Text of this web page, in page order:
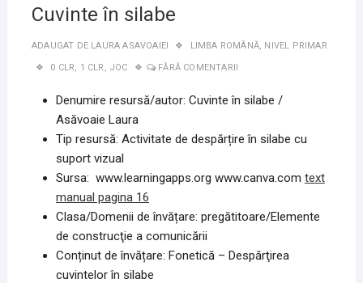
Cuvinte în silabe
ADAUGAT DE LAURA ASAVOAIEI LIMBA ROMÂNĂ, NIVEL PRIMAR
0 CLR 1 CLR JOC FĂRĂ COMENTARII
Denumire resursă/autor: Cuvinte în silabe /
Asăvoaie Laura
Tip resursă: Activitate de despărțire în silabe cu
suport vizual
Sursa: www.learningapps.org www.canva.com text
manual pagina 16
Clasa/Domenii de învățare: pregătitoare/Elemente
de construcţie a comunicării
Conținut de învățare: Fonetică – Despărţirea
cuvintelor în silabe